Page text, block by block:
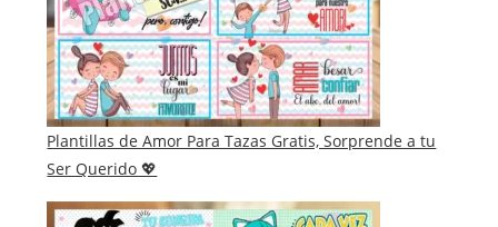
Plantillas de Amor Para Tazas Gratis, Sorprende a tu
Ser Querido 💖